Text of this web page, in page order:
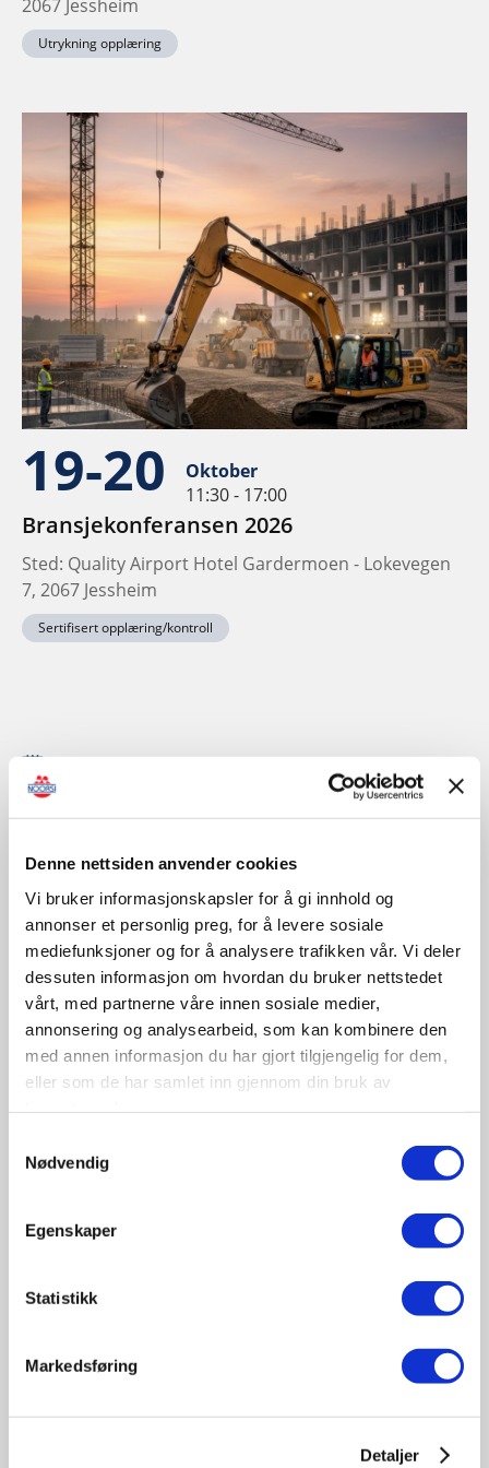
Denne nettsiden anvender cookies
Vi bruker informasjonskapsler for å gi innhold og
annonser et personlig preg, for å levere sosiale
mediefunksjoner og for å analysere trafikken vår. Vi deler
dessuten informasjon om hvordan du bruker nettstedet
vårt, med partnerne våre innen sosiale medier,
annonsering og analysearbeid, som kan kombinere den
med annen informasjon du har gjort tilgjengelig for dem,
eller som de har samlet inn gjennom din bruk av
Nødvendig
Egenskaper
Statistikk
Markedsføring
Detaljer
2067 Jessheim
Utrykning opplæring
19-20
Oktober
11:30 - 17:00
Bransjekonferansen 2026
Sted: Quality Airport Hotel Gardermoen - Lokevegen
7, 2067 Jessheim
Sertifisert opplæring/kontroll
November
09-10
Sted: Clarion Hotel & Congress Oslo Airport, Hans